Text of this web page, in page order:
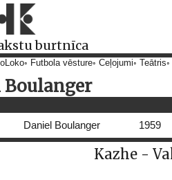
burtnīca
Futbola vēsture Ceļojumi Teātris
Boulanger
Daniel Boulanger 1959
Kazhe -